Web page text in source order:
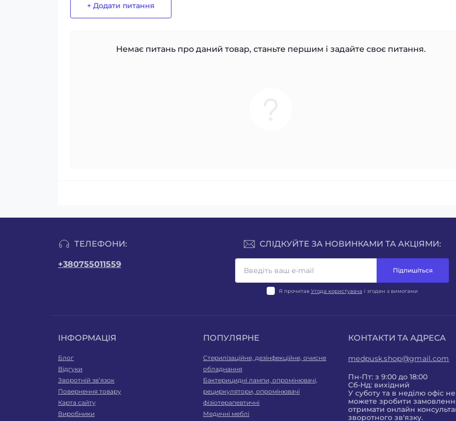
+ Додати питання
Немає питань про даний товар, станьте першим і задайте своє питання.
ТЕЛЕФОНИ:
+380755011559
СЛІДКУЙТЕ ЗА НОВИНКАМИ ТА АКЦІЯМИ:
Підпишіться
Я прочитав Угода користувача і згоден з вимогами
ІНФОРМАЦІЯ
Блог
Відгуки
Зворотній зв’язок
Повернення товару
Карта сайту
Виробники
ПОПУЛЯРНЕ
Стерилізаційне, дезінфекційне, очисне
обладнання
Бактерицидні лампи, опромінювачі,
рециркулятори, опромінювачі
фізіотерапевтичні
Медичні меблі
КОНТАКТИ ТА АДРЕСА
medpusk.shop@gmail.com
Пн-Пт: з 9:00 до 18:00
Сб-Нд: вихідний
У суботу та в неділю офіс
можете зробити
отримати онлайн
зворотного зв'язку.